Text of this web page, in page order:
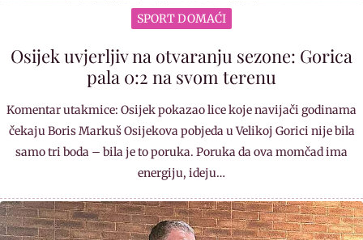
SPORT DOMAĆI
Osijek uvjerljiv na otvaranju sezone: Gorica
pala 0:2 na svom terenu
Komentar utakmice: Osijek pokazao lice koje navijači godinama
čekaju Boris Markuš Osijekova pobjeda u Velikoj Gorici nije bila
samo tri boda – bila je to poruka. Poruka da ova momčad ima
energiju, ideju…